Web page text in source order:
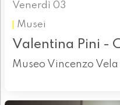
Venerdì 03
Musei
Valentina Pini -
Museo Vincenzo Vela